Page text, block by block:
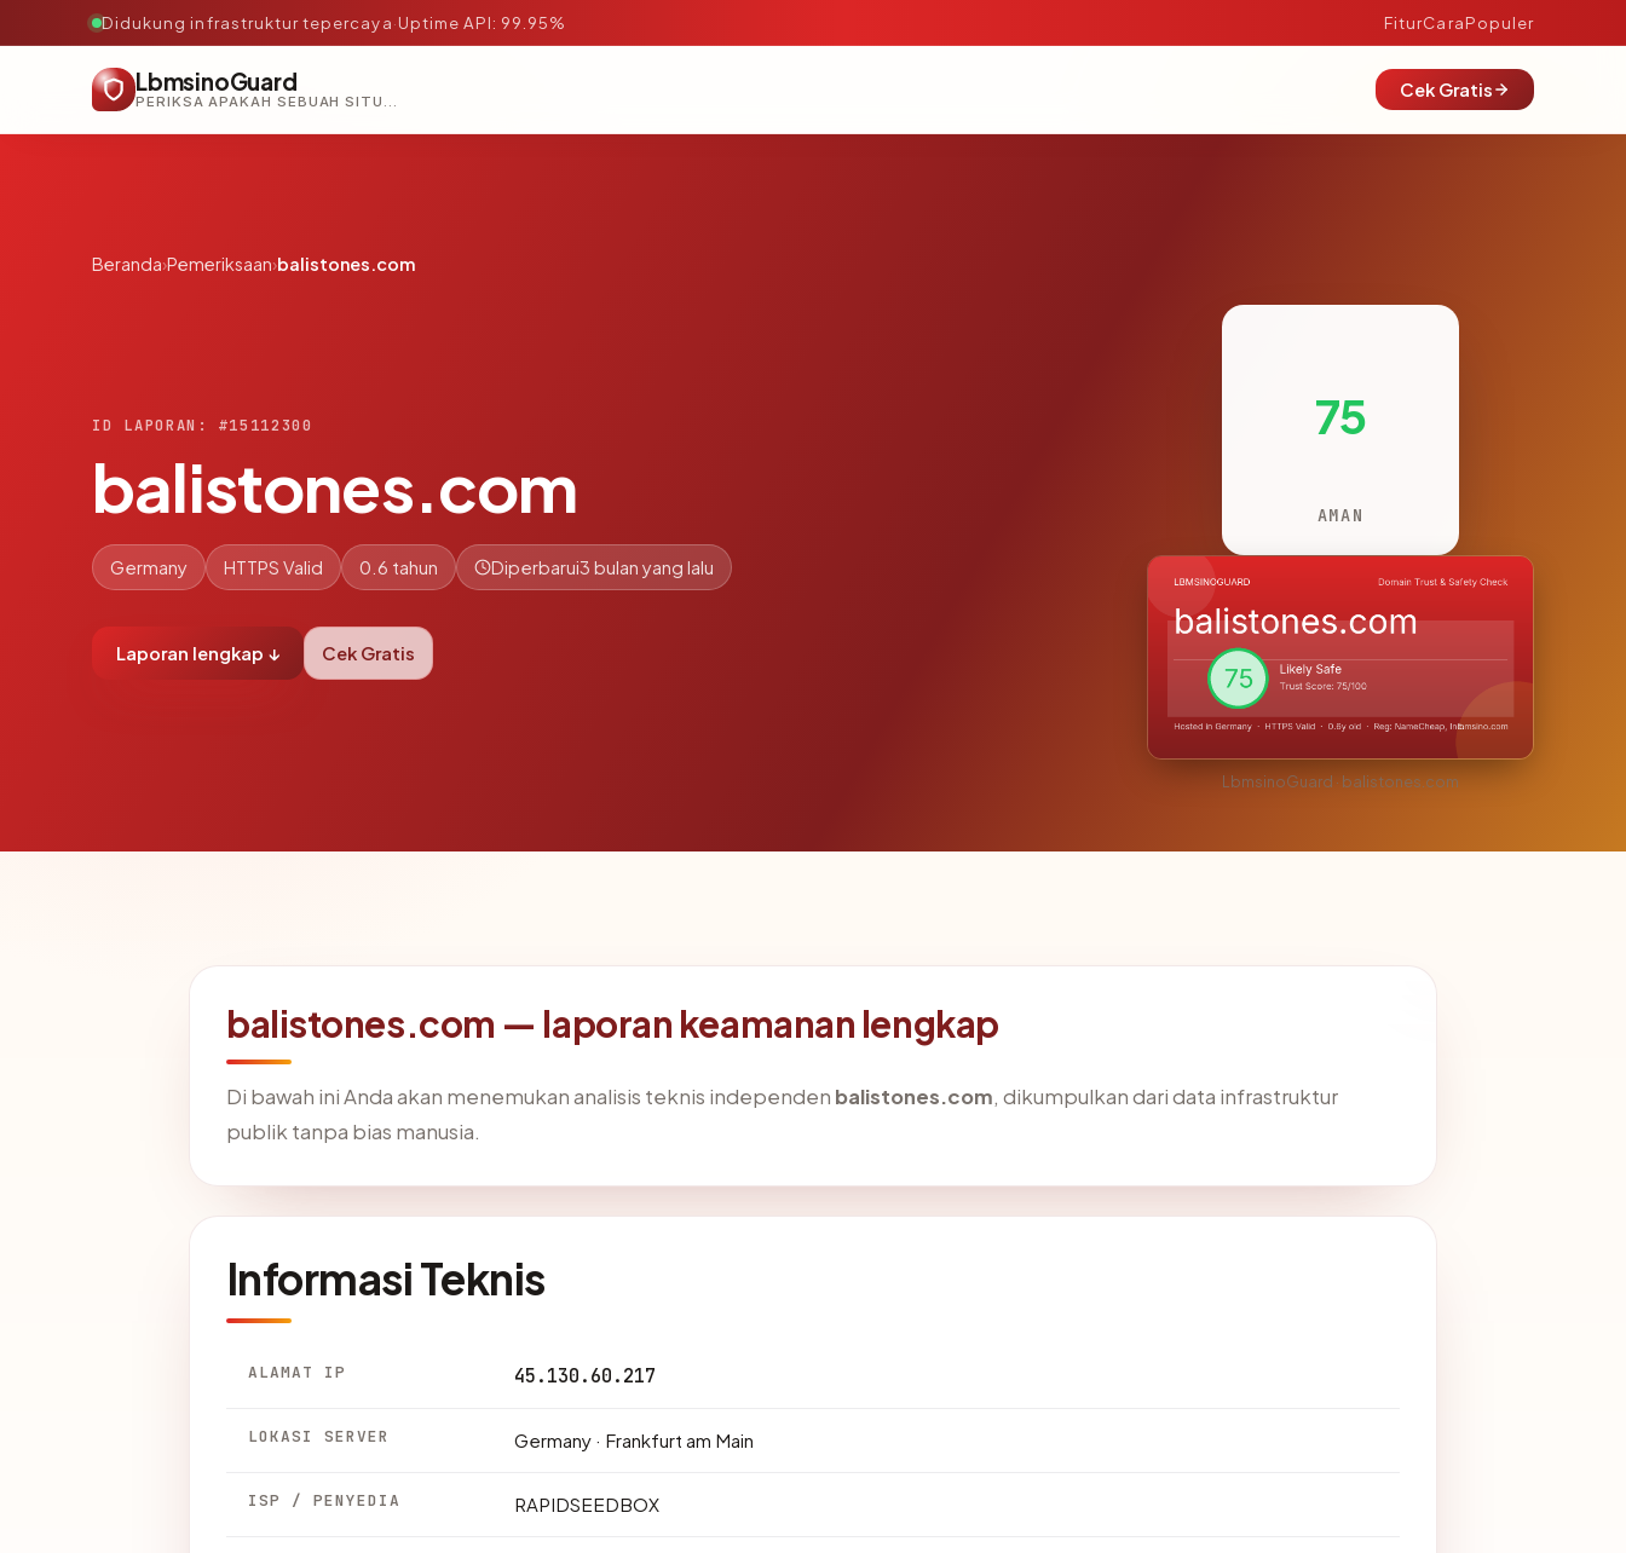
Didukung infrastruktur tepercaya·Uptime API: 99.95% FiturCaraPopuler
LbmsinoGuard
PERIKSA APAKAH SEBUAH SITUS AMAN, TEPERCAYA, DAN TERVERIFIKASI DALAM HITUNGAN DETIK.
Cek Gratis
Beranda›Pemeriksaan›balistones.com
ID LAPORAN: #15112300
balistones.com
Germany HTTPS Valid 0.6 tahun Diperbarui3 bulan yang lalu
Laporan lengkap ↓ Cek Gratis
75
AMAN
LbmsinoGuard · balistones.com
balistones.com — laporan keamanan lengkap
Di bawah ini Anda akan menemukan analisis teknis independen balistones.com, dikumpulkan dari data infrastruktur
publik tanpa bias manusia.
Informasi Teknis
ALAMAT IP 45.130.60.217
LOKASI SERVER Germany · Frankfurt am Main
ISP / PENYEDIA RAPIDSEEDBOX